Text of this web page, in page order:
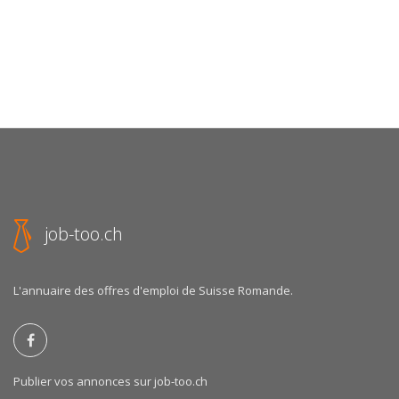
job-too.ch
L'annuaire des offres d'emploi de Suisse Romande.
Publier vos annonces sur job-too.ch